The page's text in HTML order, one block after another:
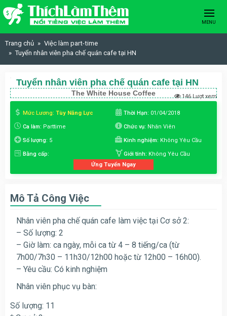
Skip to content
MENU
Trang chủ
Việc làm part-time
Tuyển nhân viên pha chế quán cafe tại HN
Tuyển nhân viên pha chế quán cafe tại HN
The White House Coffee 146 Lượt xem
Mức Lương: Tùy Năng Lực Thời Hạn: 01/04/2018
Ca làm: Parttime Chức vụ: Nhân Viên
Số lượng: 5 Kinh nghiệm: Không Yêu Cầu
Bằng cấp: Giới tính: Không Yêu Cầu
Ứng Tuyển Ngay
Mô Tả Công Việc
Nhân viên pha chế quán cafe làm việc tại Cơ sở 2:
– Số lượng: 2
– Giờ làm: ca ngày, mỗi ca từ 4 – 8 tiếng/ca (từ
7h00/7h30 – 11h30/12h00 hoặc từ 12h00 – 16h00).
– Yêu cầu: Có kinh nghiệm
Nhân viên phục vụ bàn:
Số lượng: 11